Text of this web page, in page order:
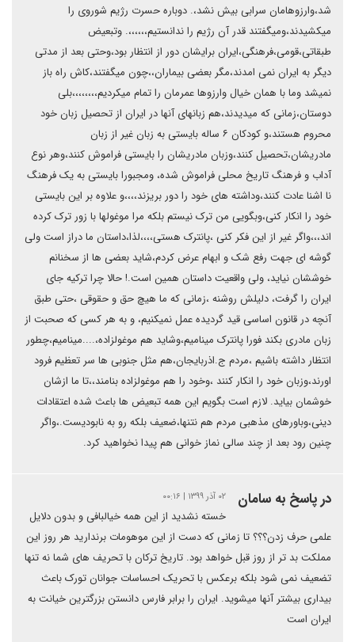
شد،وارزوهامان سرابی بیش نشد،. دوباره حسرت رژیم شوروی را
میکشیدند،ومیگفتند قدر آن رژیم را ندانستیم،،،،،،. وتبعیض
طبقاتی،قومی،فرهنگی،ایران برایشان دور از انتظار بود،وحتی بعد از مدتی
دیگر به ایران نمی امدند،مگر بعضی بیماران،،چون میگفتند،کاش راه باز
نمیشد وما با همان خیال وارزوها عمرمان را تمام میکردیم،،،،،،،،بلی
دوستان،زمانی که میدیدند،هم زبانهای آنها در ایران از تحصیل زبان خود
محروم هستند،و کودکان ۶ ساله بایستی به زبان غیر از زبان
مادریشان،تحصیل کنند،وزبان مادریشان را بایستی فراموش کنند،وهر نوع
آداب و فرهنگ تاریخ محلی فراموش شده، ومجبورا بایستی به یک فرهنگ
نا اشنا عادت کنند،وداشته های خود را دور بریزند،،،،و علاوه بر این بایستی
خود را انکار کنی،وبگویی من ترک نیستم بلکه مرا موغولها با زور ترک کرده
اند،،،واگر غیر از این فکر کنی ،پانترک هستی،،،،لذا،داستان ما دراز است ولی
گوشه ای جهت رفع شک و ابهام عرض کردم،شاید بعضی ها از سخنانم
خوششان نیاید، ولی واقعیت داستان همین است.! حالا چرا ترکیه جای
ایران را گرفت، دلیلش روشنه ،زمانی که ما هیچ حق و حقوقی ،حتی طبق
آنچه در قانون اساسی قید گردیده عمل نمیکنیم، و به هر کسی که صحبت از
زبان مادری بکند فورا پانترک مینامیم،وشاید هم موغولزاده،....مینامیم،چطور
انتظار داشته باشیم ،مردم ج.اذربایجان،هم مثل جنوبی ها سر تعظیم فرود
اورند،وزبان خود را انکار کنند ،وخود را هم موغولزاده بنامند،،تا ما ازشان
خوشمان بیاید. لازم است بگویم این همه تبعیض ها باعث شده اعتقادات
دینی،وباورهای مذهبی مردم هم نتنها،ضعیف بلکه رو به نابودیست.،واگر
چنین رود بعد از چند سالی نماز خوانی هم پیدا نخواهید کرد.
در پاسخ به سامان ۰۲ آذر ۱۳۹۹ | ۰۰:۱۶
خسته نشدید از این همه خیالبافی و بدون دلایل
علمی حرف زدن؟؟؟ تا زمانی که دست از این موهومات برندارید هر روز این
مملکت بد تر از روز قبل خواهد بود. تاریخ ترکان با تحریف های شما نه تنها
تضعیف نمی شود بلکه برعکس با تحریک احساسات جوانان تورک باعث
بیداری بیشتر آنها میشوید. ایران را برابر فارس دانستن بزرگترین خیانت به
ایران است